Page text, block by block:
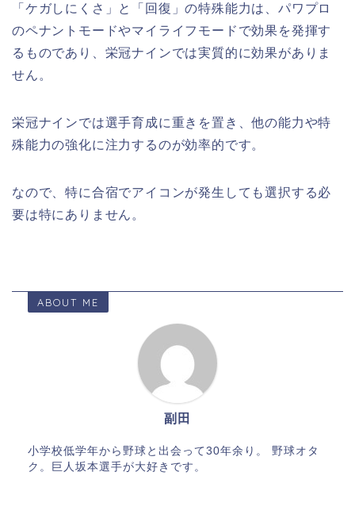
「ケガしにくさ」と「回復」の特殊能力は、パワプロ
のペナントモードやマイライフモードで効果を発揮す
るものであり、栄冠ナインでは実質的に効果がありま
せん。​
栄冠ナインでは選手育成に重きを置き、他の能力や特
殊能力の強化に注力するのが効率的です。
なので、特に合宿でアイコンが発生しても選択する必
要は特にありません。
ABOUT ME
副田
小学校低学年から野球と出会って30年余り。 野球オタ
ク。巨人坂本選手が大好きです。